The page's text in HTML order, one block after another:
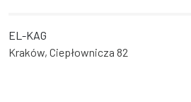
EL-KAG
Kraków, Ciepłownicza 82